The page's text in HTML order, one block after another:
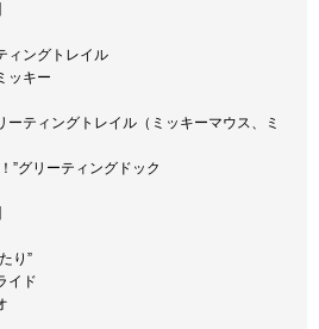
ィングトレイル
ッキー
ーティングトレイル（ミッキーマウス、ミ
”グリーティングドック
り”
イド